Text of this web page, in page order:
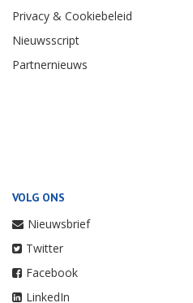
Privacy & Cookiebeleid
Nieuwsscript
Partnernieuws
VOLG ONS
Nieuwsbrief
Twitter
Facebook
LinkedIn